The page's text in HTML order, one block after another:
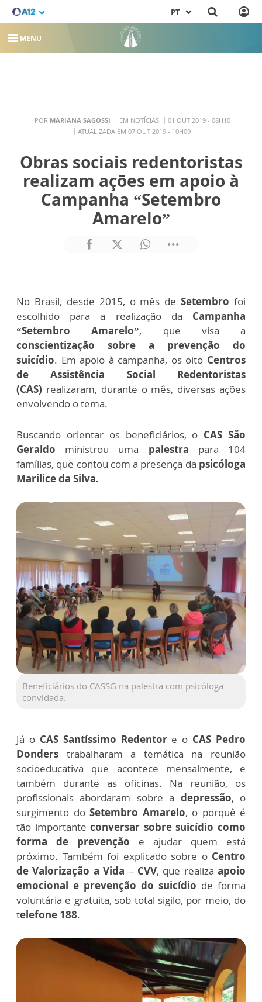
PT
MENU
POR MARIANA SAGOSSI EM NOTÍCIAS
01 OUT 2019 - 08H10
ATUALIZADA EM 07 OUT 2019 - 10H09
Obras sociais redentoristas
realizam ações em apoio à
Campanha “Setembro
Amarelo”
No Brasil, desde 2015, o mês deSetembro foi
escolhido para a realização da Campanha
“Setembro Amarelo”, que visa a
conscientização sobre a prevenção do
suicídio. Em apoio à campanha, os oito Centros
de Assistência Social Redentoristas
(CAS) realizaram, durante o mês, diversas ações
envolvendo o tema.
Buscando orientar os beneficiários, o CAS São
Geraldo ministrou uma palestra para 104
famílias, que contou com a presença da psicóloga
Marilice da Silva.
Beneficiários do CASSG na palestra com psicóloga
convidada.
Já o CAS Santíssimo Redentor e o CAS Pedro
Donders trabalharam a temática na reunião
socioeducativa que acontece mensalmente, e
também durante as oficinas. Na reunião, os
profissionais abordaram sobre a depressão, o
surgimento do Setembro Amarelo, o porquê é
tão importanteconversar sobre suicídio como
forma de prevenção e ajudar quem está
próximo. Também foi explicado sobre o Centro
de Valorização a Vida – CVV, que realiza apoio
emocional e prevenção do suicídio de forma
voluntária e gratuita, sob total sigilo, por meio, do
telefone 188.